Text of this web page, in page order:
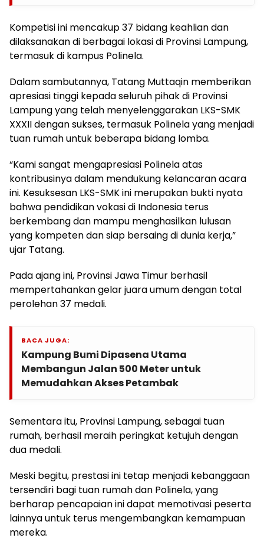
Kompetisi ini mencakup 37 bidang keahlian dan
dilaksanakan di berbagai lokasi di Provinsi Lampung,
termasuk di kampus Polinela.
Dalam sambutannya, Tatang Muttaqin memberikan
apresiasi tinggi kepada seluruh pihak di Provinsi
Lampung yang telah menyelenggarakan LKS-SMK
XXXII dengan sukses, termasuk Polinela yang menjadi
tuan rumah untuk beberapa bidang lomba.
“Kami sangat mengapresiasi Polinela atas
kontribusinya dalam mendukung kelancaran acara
ini. Kesuksesan LKS-SMK ini merupakan bukti nyata
bahwa pendidikan vokasi di Indonesia terus
berkembang dan mampu menghasilkan lulusan
yang kompeten dan siap bersaing di dunia kerja,”
ujar Tatang.
Pada ajang ini, Provinsi Jawa Timur berhasil
mempertahankan gelar juara umum dengan total
perolehan 37 medali.
BACA JUGA:
Kampung Bumi Dipasena Utama
Membangun Jalan 500 Meter untuk
Memudahkan Akses Petambak
Sementara itu, Provinsi Lampung, sebagai tuan
rumah, berhasil meraih peringkat ketujuh dengan
dua medali.
Meski begitu, prestasi ini tetap menjadi kebanggaan
tersendiri bagi tuan rumah dan Polinela, yang
berharap pencapaian ini dapat memotivasi peserta
lainnya untuk terus mengembangkan kemampuan
mereka.